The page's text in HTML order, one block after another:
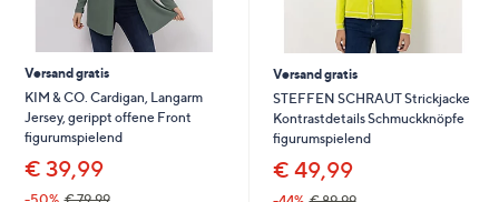
Versand gratis
KIM & CO. Cardigan, Langarm
Jersey, gerippt offene Front
figurumspielend
€ 39,99
Versand gratis
STEFFEN SCHRAUT Strickjacke
Kontrastdetails Schmuckknöpfe
figurumspielend
€ 49,99